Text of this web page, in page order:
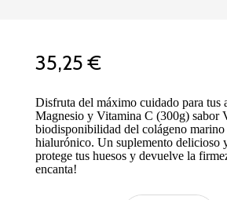
35,25 €
Disfruta del máximo cuidado para
Magnesio y Vitamina C (300g) sabor
biodisponibilidad del colágeno
hialurónico. Un suplemento delicioso
protege tus huesos y devuelve la
encanta!